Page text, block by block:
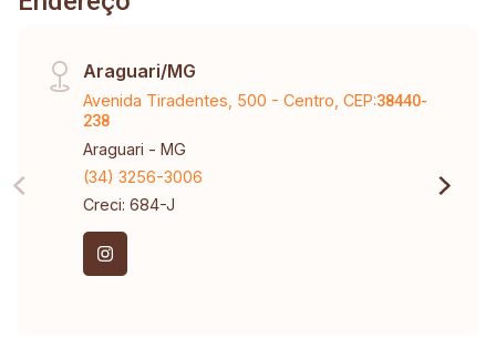
Araguari/MG
Avenida Tiradentes, 500 - Centro, CEP:38440-
238
Araguari - MG
(34) 3256-3006
Creci: 684-J